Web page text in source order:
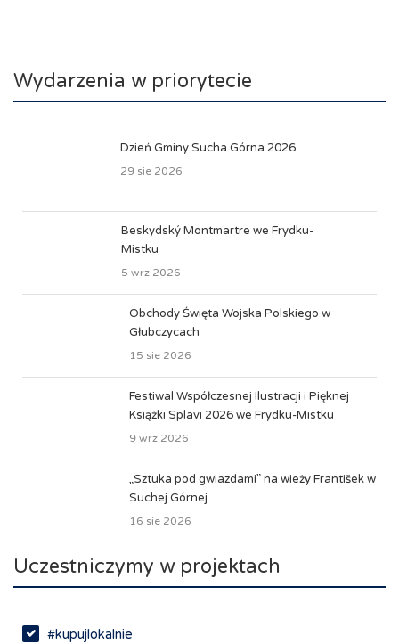
Wydarzenia w priorytecie
Dzień Gminy Sucha Górna 2026
29 sie 2026
Beskydský Montmartre we Frydku-
Mistku
5 wrz 2026
Obchody Święta Wojska Polskiego w
Głubczycach
15 sie 2026
Festiwal Współczesnej Ilustracji i Pięknej
Książki Splavi 2026 we Frydku-Mistku
9 wrz 2026
„Sztuka pod gwiazdami” na wieży František w
Suchej Górnej
16 sie 2026
Uczestniczymy w projektach
#kupujlokalnie